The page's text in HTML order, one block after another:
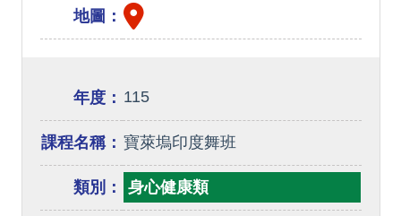
地圖：
年度： 115
課程名稱： 寶萊塢印度舞班
類別： 身心健康類